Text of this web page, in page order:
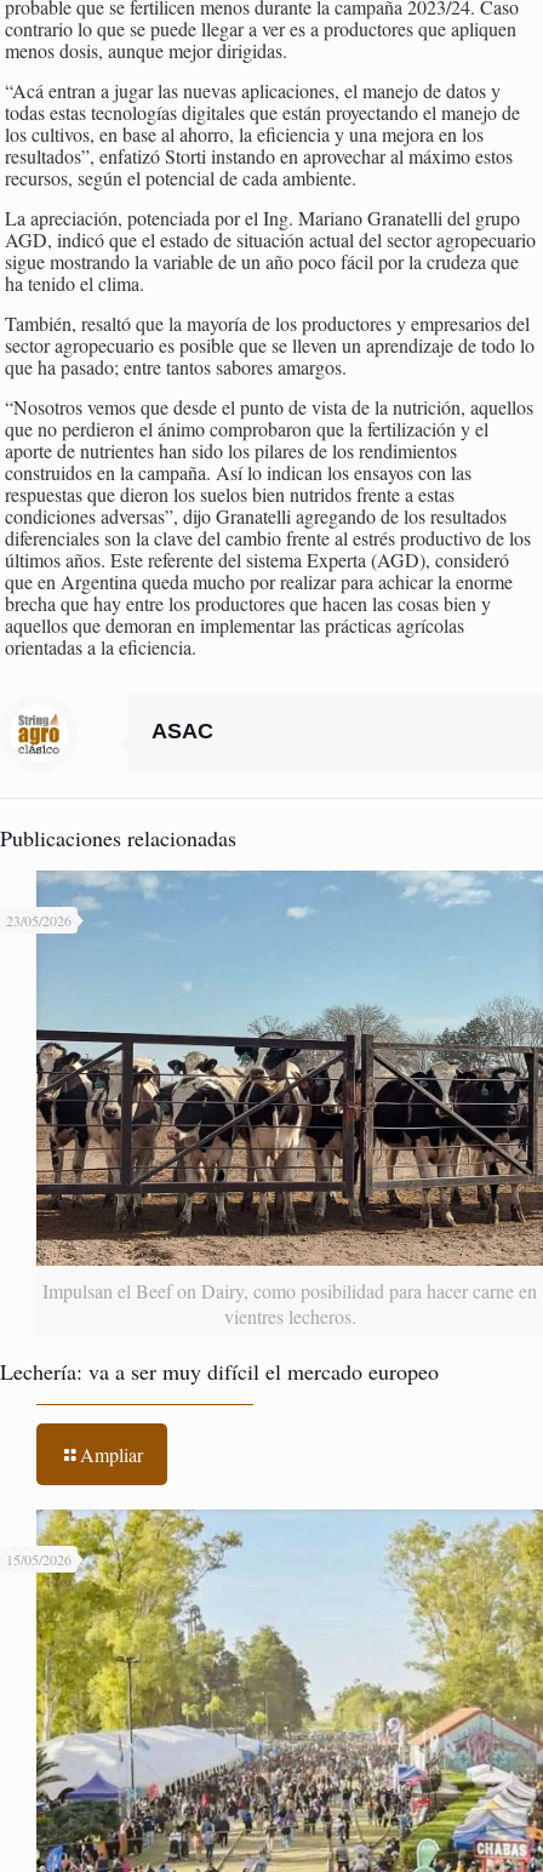
probable que se fertilicen menos durante la campaña 2023/24. Caso
contrario lo que se puede llegar a ver es a productores que apliquen
menos dosis, aunque mejor dirigidas.
“Acá entran a jugar las nuevas aplicaciones, el manejo de datos y
todas estas tecnologías digitales que están proyectando el manejo de
los cultivos, en base al ahorro, la eficiencia y una mejora en los
resultados”, enfatizó Storti instando en aprovechar al máximo estos
recursos, según el potencial de cada ambiente.
La apreciación, potenciada por el Ing. Mariano Granatelli del grupo
AGD, indicó que el estado de situación actual del sector agropecuario
sigue mostrando la variable de un año poco fácil por la crudeza que
ha tenido el clima.
También, resaltó que la mayoría de los productores y empresarios del
sector agropecuario es posible que se lleven un aprendizaje de todo lo
que ha pasado; entre tantos sabores amargos.
“Nosotros vemos que desde el punto de vista de la nutrición, aquellos
que no perdieron el ánimo comprobaron que la fertilización y el
aporte de nutrientes han sido los pilares de los rendimientos
construidos en la campaña. Así lo indican los ensayos con las
respuestas que dieron los suelos bien nutridos frente a estas
condiciones adversas”, dijo Granatelli agregando de los resultados
diferenciales son la clave del cambio frente al estrés productivo de los
últimos años. Este referente del sistema Experta (AGD), consideró
que en Argentina queda mucho por realizar para achicar la enorme
brecha que hay entre los productores que hacen las cosas bien y
aquellos que demoran en implementar las prácticas agrícolas
orientadas a la eficiencia.
ASAC
Publicaciones relacionadas
Impulsan el Beef on Dairy, como posibilidad para hacer carne en
vientres lecheros.
23/05/2026
Lechería: va a ser muy difícil el mercado europeo
Ampliar
15/05/2026